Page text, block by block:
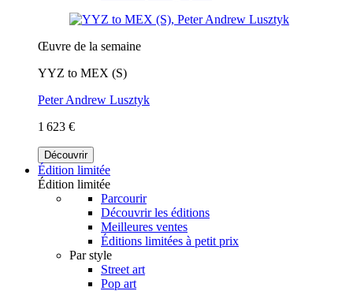
Œuvre de la semaine
YYZ to MEX (S)
Peter Andrew Lusztyk
1 623 €
Découvrir
Édition limitée
Édition limitée
Parcourir
Découvrir les éditions
Meilleures ventes
Éditions limitées à petit prix
Par style
Street art
Pop art